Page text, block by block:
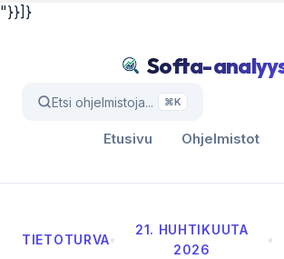
"}}]}
Softa-
Etsi ohjelmistoja... ⌘K
Etusivu Ohjelmistot
TIETOTURVA•
21. HUHTIKUUTA
2026
•